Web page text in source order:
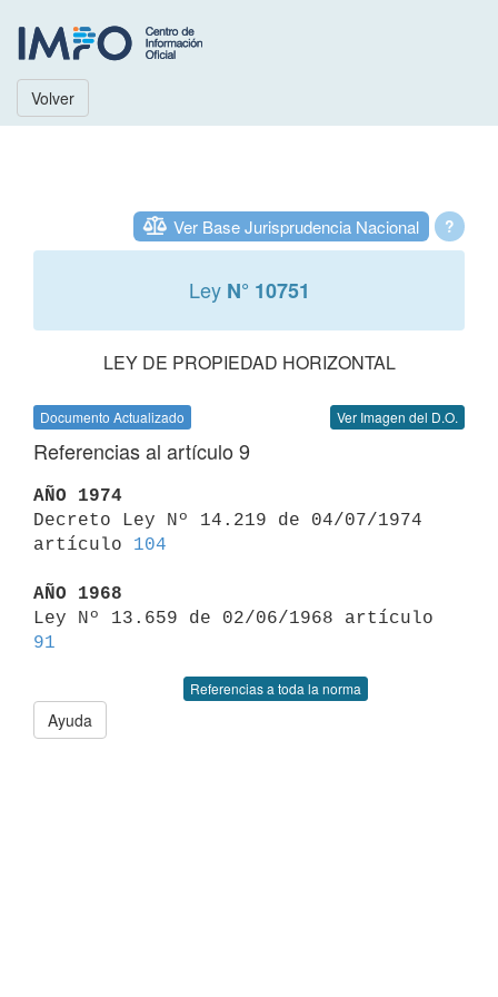
Volver
?
Ver Base Jurisprudencia Nacional
Ley N° 10751
LEY DE PROPIEDAD HORIZONTAL
Documento Actualizado Ver Imagen del D.O.
Referencias al artículo 9
AÑO 1974
Decreto Ley Nº 14.219 de 04/07/1974
artículo 104
AÑO 1968
91
Referencias a toda la norma
Ayuda